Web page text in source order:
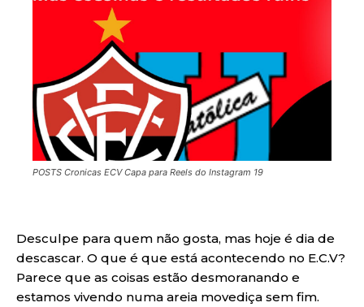
POSTS Cronicas ECV Capa para Reels do Instagram 19
Desculpe para quem não gosta, mas hoje é dia de
descascar. O que é que está acontecendo no E.C.V?
Parece que as coisas estão desmoranando e
estamos vivendo numa areia movediça sem fim.